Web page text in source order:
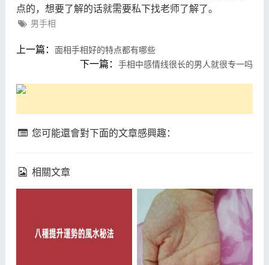
点的，想要了解的话就需要私下找老师了解了。
男手相
上一篇： 面相手相好的特点都有哪些
下一篇：手相中感情线很长的男人就很专一吗
您可能還會對下面的文章感興趣：
相關文章